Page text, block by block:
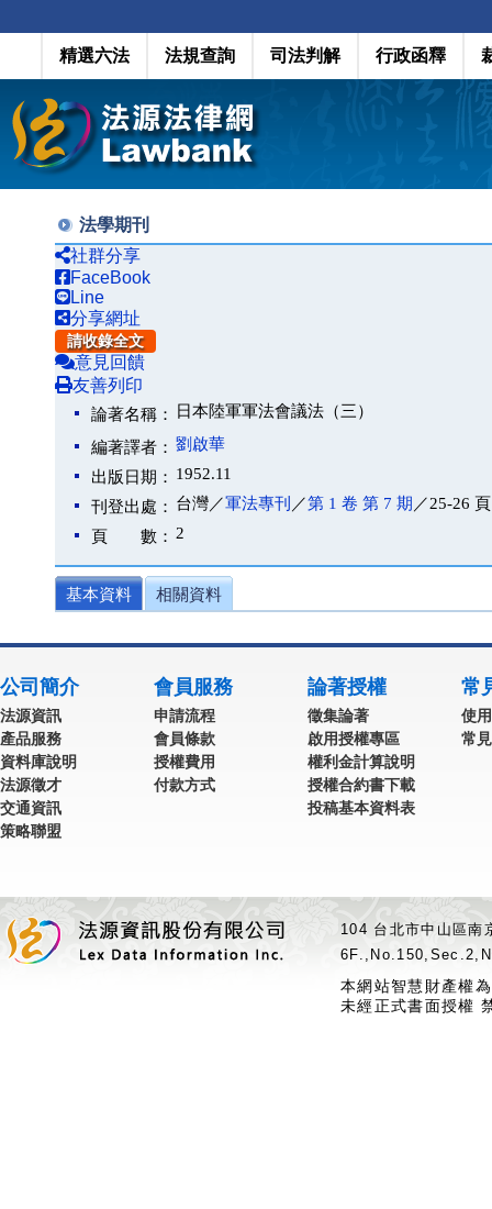
精選六法 法規查詢 司法判解 行政函釋
法學期刊
社群分享
FaceBook
Line
分享網址
請收錄全文
意見回饋
友善列印
論著名稱： 日本陸軍軍法會議法（三）
編著譯者： 劉啟華
出版日期： 1952.11
刊登出處： 台灣／軍法專刊 ／第 1 卷 第 7 期 ／25-26 頁
頁 數： 2
基本資料 相關資料
公司簡介
法源資訊
產品服務
資料庫說明
法源徵才
交通資訊
策略聯盟
會員服務
申請流程
會員條款
授權費用
付款方式
論著授權
徵集論著
啟用授權專區
權利金計算說明
授權合約書下載
投稿基本資料表
常
使
常
104 台北市中山區
本網站智慧財產權
未經正式書面授權